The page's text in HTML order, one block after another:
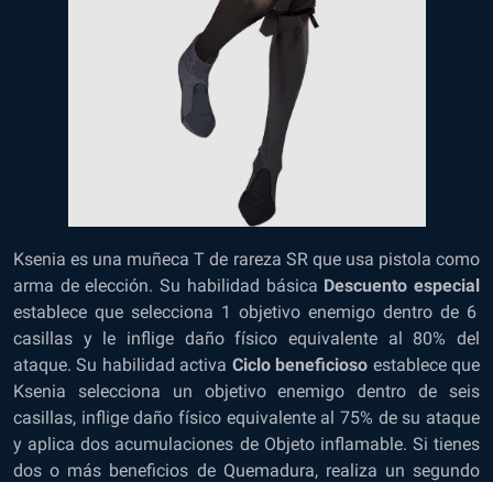
Ksenia es una muñeca T de rareza SR que usa pistola como
arma de elección. Su habilidad básica Descuento especial
establece que selecciona 1 objetivo enemigo dentro de 6
casillas y le inflige daño físico equivalente al 80% del
ataque. Su habilidad activa Ciclo beneficioso establece que
Ksenia selecciona un objetivo enemigo dentro de seis
casillas, inflige daño físico equivalente al 75% de su ataque
y aplica dos acumulaciones de Objeto inflamable. Si tienes
dos o más beneficios de Quemadura, realiza un segundo